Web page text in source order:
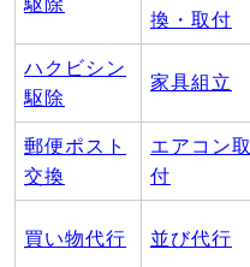
駆除
換・取付
ハクビシン
駆除
家具組立
郵便ポスト
交換
エアコン取
付
買い物代行 並び代行